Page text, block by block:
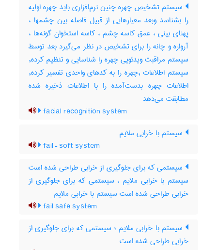
سیستم تشخیص چهره چنین نرم‌افزاری باید چهره اولیه
را بشناسد وبعد معیارهایی از قبیل فاصله بین چشمها ،
پهنای بینی ، عمق کاسه چشم ، کاسه استخوان گونه‌ها ،
آرواره و چانه را برای تشخیص در نظر می‌گیرد بعد توسط
سیستم مراقبت ویدئویی چهره را شناسایی و تنظیم کرده,
سیستم اطلاعات ,چهره را به کدهای واحدی تفسیر کرده,
اطلاعات چهره بدست‌آمده را با اطلاعات ذخیره شده
مطابقت می‌دهد
facial recognition system
سیستم با خرابی ملایم
fail – soft system
سیستمی که برای جلوگیری از خرابی طراحی شده است
سیستم با خرابی ملایم ، سیستمی که برای جلوگیری از
خرابی طراحی شده است سیستم با خرابی ملایم
fail safe system
سیستم با خرابی ملایم ؛ سیستمی که برای جلوگیری از
خرابی طراحی شده است